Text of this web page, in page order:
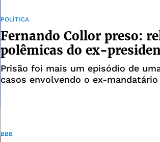
POLÍTICA
Fernando Collor preso:
polêmicas do ex-
Prisão foi mais um episódio de
casos envolvendo o ex-mandatário
BBB